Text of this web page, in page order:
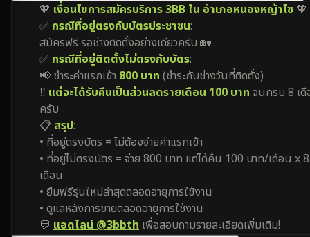
🧡 เงื่อนไขการสมัครบริการ 3BB ใน อำเภอหนองหญ้าไซ 🧡
✅ กรณีที่อยู่ตรงกับบัตรประชาชน:
สมัครฟรี รอช่างติดตั้งอย่างเดียวครับ 🏡
✅ กรณีที่อยู่ติดตั้งไม่ตรงกับบัตร:
📢 ชำระค่าแรกเข้า 800 บาท (ชำระกับช่างวันที่ติดตั้ง)
‼️ แต่จะได้รับคืนเป็นส่วนลดรายเดือน 100 บาท จนครบ 8 เ
ครับ
📋 สรุป:
• ที่อยู่ตรงบัตร = ไม่ต้องจ่ายค่าแรกเข้า
• ที่อยู่ไม่ตรงบัตร = จ่าย 800 บาท แต่ได้คืน 100 บาท/เดือน x 8
เดือน
• ยืมฟรีรุ่นใหม่ล่าสุดตลอดอายุการใช้งาน
• ดูแลหลังการขายตลอดอายุการใช้งาน
💬 แอดไลน์ @3bbth เพื่อสอบถามรายละเอียดเพิ่มเติม!